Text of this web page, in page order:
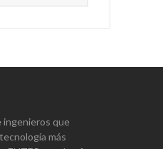
ingenieros que
más